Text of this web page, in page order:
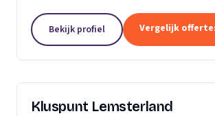
Bekijk profiel Vergelijk
Kluspunt Lemsterland